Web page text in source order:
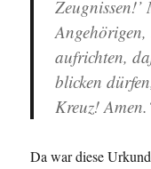
aufrichten,
blicken
Kreuz!
Da war diese